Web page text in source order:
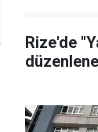
Rize'de